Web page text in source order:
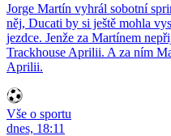
Jorge Martín vyhrál sobotní
něj, Ducati by si ještě mohla
jezdce. Jenže za Martínem
Trackhouse Aprilii. A za ním
Aprilii.
Vše o sportu
dnes, 18:11